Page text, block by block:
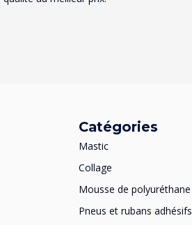
Catégories
Mastic
Collage
Mousse de polyuréthane
Pneus et rubans adhésifs